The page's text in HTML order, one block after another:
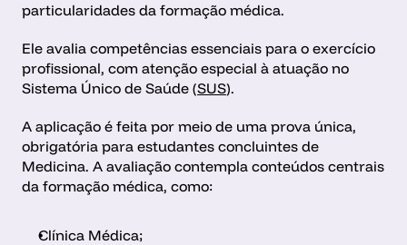
particularidades da formação médica.
Ele avalia competências essenciais para o exercício
profissional, com atenção especial à atuação no
Sistema Único de Saúde (SUS).
A aplicação é feita por meio de uma prova única,
obrigatória para estudantes concluintes de
Medicina. A avaliação contempla conteúdos centrais
da formação médica, como:
Clínica Médica;